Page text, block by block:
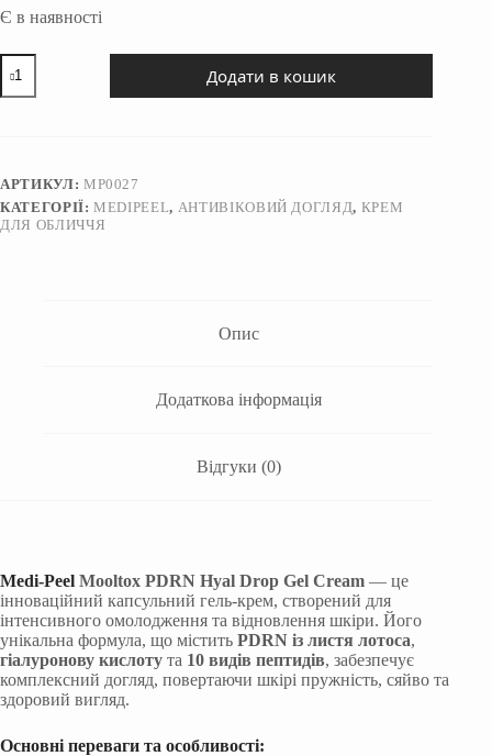
Є в наявності
Капсульний
гель-
крем
Mooltox
PDRN
Hyal
Додати в кошик
АРТИКУЛ: MP0027
КАТЕГОРІЇ:MEDIPEEL, АНТИВІКОВИЙ ДОГЛЯД, КРЕМ
ДЛЯ ОБЛИЧЧЯ
Опис
Додаткова інформація
Відгуки (0)
Medi-Peel Mooltox PDRN Hyal Drop Gel Cream — це
інноваційний капсульний гель-крем, створений для
інтенсивного омолодження та відновлення шкіри. Його
унікальна формула, що містить PDRN із листя лотоса,
гіалуронову кислоту та 10 видів пептидів, забезпечує
комплексний догляд, повертаючи шкірі пружність, сяйво та
здоровий вигляд.
Основні переваги та особливості: